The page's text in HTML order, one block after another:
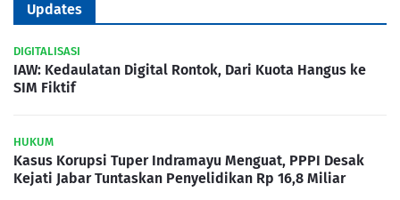
Updates
DIGITALISASI
IAW: Kedaulatan Digital Rontok, Dari Kuota Hangus ke
SIM Fiktif
HUKUM
Kasus Korupsi Tuper Indramayu Menguat, PPPI Desak
Kejati Jabar Tuntaskan Penyelidikan Rp 16,8 Miliar